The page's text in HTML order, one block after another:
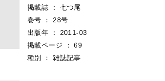
掲載誌 ：
七つ尾
巻号
：
28号
出版年
：
2011-03
掲載ページ
：
69
種別
： 雑誌記事